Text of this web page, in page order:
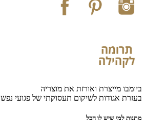
ביומבו מייצרת ואורזת את מוצריה
בעזרת אגודות לשיקום תעסוקתי של פגועי נפש
מתנות למי שיש לו הכל